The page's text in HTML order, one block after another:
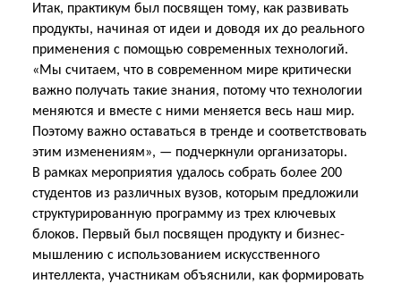
Итак, практикум был посвящен тому, как развивать
продукты, начиная от идеи и доводя их до реального
применения с помощью современных технологий.
«Мы считаем, что в современном мире критически
важно получать такие знания, потому что технологии
меняются и вместе с ними меняется весь наш мир.
Поэтому важно оставаться в тренде и соответствовать
этим изменениям», — подчеркнули организаторы.
В рамках мероприятия удалось собрать более 200
студентов из различных вузов, которым предложили
структурированную программу из трех ключевых
блоков. Первый был посвящен продукту и бизнес-
мышлению с использованием искусственного
интеллекта, участникам объяснили, как формировать